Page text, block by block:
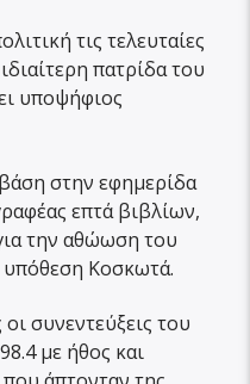
τις τελευταίες
πατρίδα του
υποψήφιος
στην εφημερίδα
επτά βιβλίων,
την αθώωση του
Κοσκωτά.
οι συνεντεύξεις του
με ήθος και